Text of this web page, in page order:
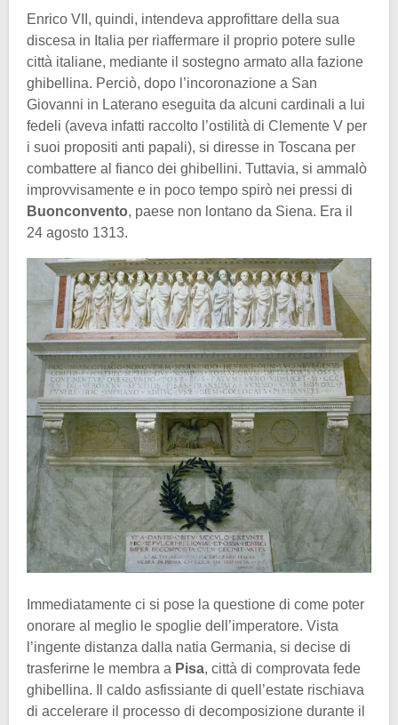
Enrico VII, quindi, intendeva approfittare della sua
discesa in Italia per riaffermare il proprio potere sulle
città italiane, mediante il sostegno armato alla fazione
ghibellina. Perciò, dopo l’incoronazione a San
Giovanni in Laterano eseguita da alcuni cardinali a lui
fedeli (aveva infatti raccolto l’ostilità di Clemente V per
i suoi propositi anti papali), si diresse in Toscana per
combattere al fianco dei ghibellini. Tuttavia, si ammalò
improvvisamente e in poco tempo spirò nei pressi di
Buonconvento, paese non lontano da Siena. Era il
24 agosto 1313.
Immediatamente ci si pose la questione di come poter
onorare al meglio le spoglie dell’imperatore. Vista
l’ingente distanza dalla natia Germania, si decise di
trasferirne le membra a Pisa, città di comprovata fede
ghibellina. Il caldo asfissiante di quell’estate rischiava
di accelerare il processo di decomposizione durante il